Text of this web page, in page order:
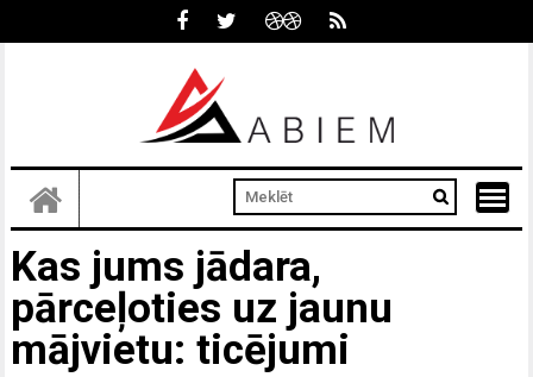
Kas jums jādara,
pārceļoties uz jaunu
mājvietu: ticējumi